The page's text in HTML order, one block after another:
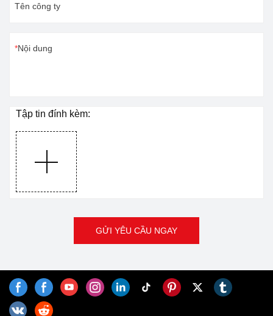
Tên công ty
Nội dung
Tập tin đính kèm:
GỬI YÊU CẦU NGAY